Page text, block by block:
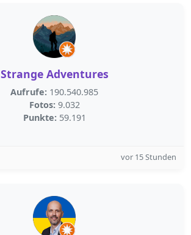
Strange Adventures
Aufrufe: 190.540.985
Fotos: 9.032
Punkte: 59.191
vor 15 Stunden